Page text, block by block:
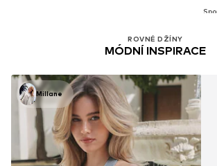
ROVNÉ DŽÍNY
MÓDNÍ INSPIRACE
Millane